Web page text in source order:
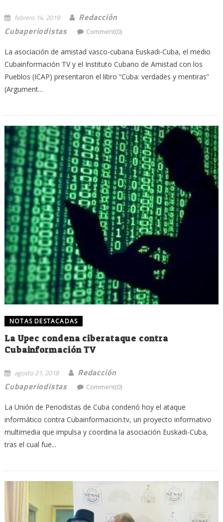
febrero 14, 2019
Redacción
Cubaperiodistas
Comment(0)
La asociación de amistad vasco-cubana Euskadi-Cuba, el medio
Cubainformación TV y el Instituto Cubano de Amistad con los
Pueblos (ICAP) presentaron el libro “Cuba: verdades y mentiras”
(Argument...
NOTAS DESTACADAS
La Upec condena ciberataque contra
Cubainformación TV
agosto 21, 2018
Redacción
Cubaperiodistas
Comment(0)
La Unión de Periodistas de Cuba condenó hoy el ataque
informático contra Cubainformacion.tv, un proyecto informativo
multimedia que impulsa y coordina la asociación Euskadi-Cuba,
tras el cual fue...